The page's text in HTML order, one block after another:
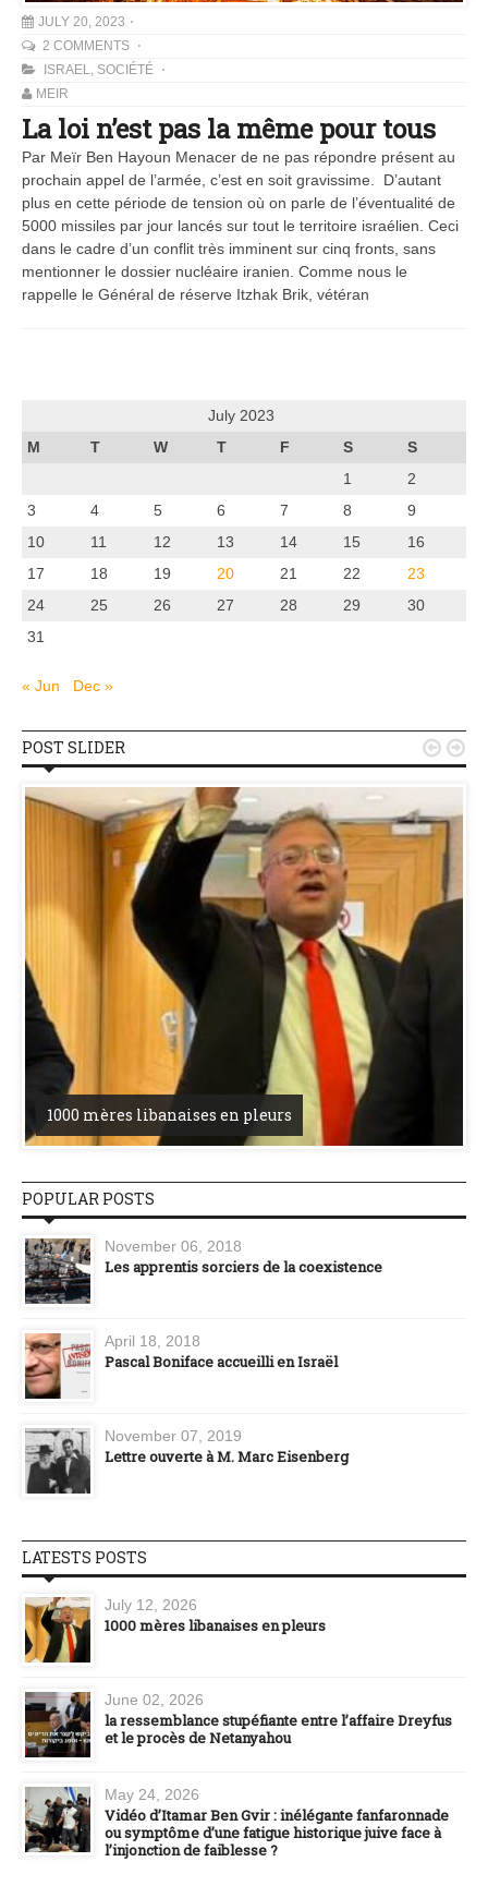
JULY 20, 2023
2 COMMENTS
ISRAEL, SOCIÉTÉ
MEIR
La loi n’est pas la même pour tous
Par Meïr Ben Hayoun Menacer de ne pas répondre présent au
prochain appel de l’armée, c’est en soit gravissime. D’autant
plus en cette période de tension où on parle de l’éventualité de
5000 missiles par jour lancés sur tout le territoire israélien. Ceci
dans le cadre d’un conflit très imminent sur cinq fronts, sans
mentionner le dossier nucléaire iranien. Comme nous le
rappelle le Général de réserve Itzhak Brik, vétéran
July 2023
M
T W T F S
S
1
2
3
4 5 6 7 8
9
10
11 12 13 14 15
16
17
18 19 20 21 22
23
24
25 26 27 28 29
30
31
« Jun Dec »
POST SLIDER
1000 mères libanaises en pleurs
 
POPULAR POSTS
November 06, 2018
Les apprentis sorciers de la coexistence
April 18, 2018
Pascal Boniface accueilli en Israël
November 07, 2019
Lettre ouverte à M. Marc Eisenberg
LATESTS POSTS
July 12, 2026
1000 mères libanaises en pleurs
June 02, 2026
la ressemblance stupéfiante entre l’affaire Dreyfus
et le procès de Netanyahou
May 24, 2026
Vidéo d’Itamar Ben Gvir : inélégante fanfaronnade
ou symptôme d’une fatigue historique juive face à
l’injonction de faiblesse ?